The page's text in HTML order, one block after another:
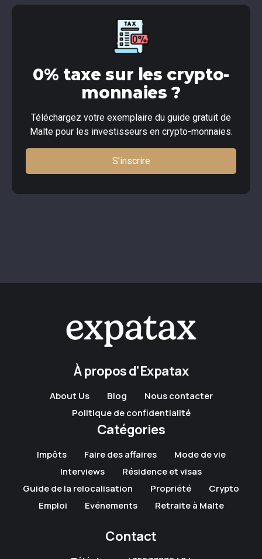
0% taxe sur les crypto-
monnaies ?
Téléchargez votre exemplaire du guide gratuit de
Malte pour les investisseurs en crypto-monnaies.
S'inscrire
À propos d'Expatax
About Us Blog
Nous contacter
Politique de confidentialité
Catégories
Impôts Faire des affaires
Mode de vie
Interviews
Résidence et visas
Guide de la relocalisation
Propriété
Crypto
Emploi
Evénements Retraite à Malte
Contact